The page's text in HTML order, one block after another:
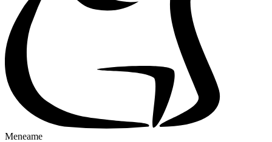
Meneame